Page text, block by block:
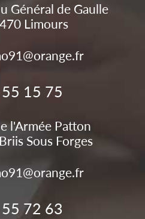
Général de Gaulle
Limours
15 75
l'Armée Patton
Briis Sous Forges
72 63